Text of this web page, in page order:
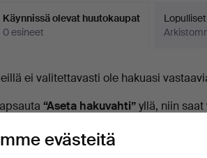
Käynnissä olevat huutokaupat
0 esineet
ei valitettavasti ole hakuasi
“Aseta hakuvahti”yllä, niin saat
evästeitä